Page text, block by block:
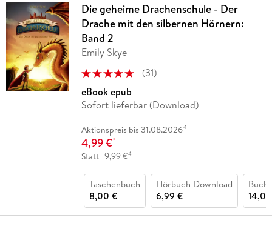
Die geheime Drachenschule - Der
Drache mit den silbernen Hörnern:
Band 2
Emily Skye
(31)
eBook epub
Sofort lieferbar (Download)
Aktionspreis bis 31.08.20264
4,99 €*
Statt 9,99 €4
Taschenbuch
8,00 €
Hörbuch Download
6,99 €
Buch